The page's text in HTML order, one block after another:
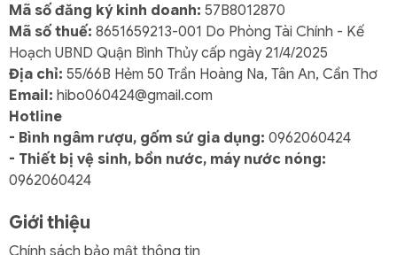
Mã số đăng ký kinh doanh: 57B8012870
Mã số thuế: 8651659213-001 Do Phòng Tài Chính - Kế
Hoạch UBND Quận Bình Thủy cấp ngày 21/4/2025
Địa chỉ: 55/66B Hẻm 50 Trần Hoàng Na, Tân An, Cần Thơ
Email: hibo060424@gmail.com
Hotline
- Bình ngâm rượu, gốm sứ gia dụng: 0962060424
- Thiết bị vệ sinh, bồn nước, máy nước nóng:
0962060424
Giới thiệu
Chính sách bảo mật thông tin